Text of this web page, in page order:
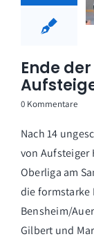
Ende
0 Kommentare
Nach 14
von Aufsteiger
Oberliga am
die formstarke
Bensheim/
Gilbert und